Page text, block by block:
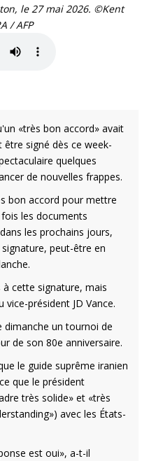
le 27 mai 2026. ©Kent
/ AFP
«très bon accord» avait
signé dès ce week-
quelques
de nouvelles frappes.
bon accord pour mettre
les documents
les prochains jours,
peut-être en
à cette signature, mais
président JD Vance.
dimanche un tournoi de
de son 80e anniversaire.
le guide suprême iranien
que le président
très solide» et «très
avec les États-
est oui», a-t-il